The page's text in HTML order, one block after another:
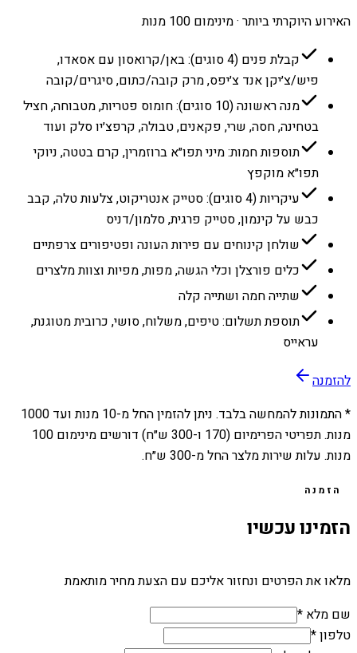
האירוע היוקרתי ביותר · מינימום 100 מנות
קבלת פנים (4 סוגים): באן/קרואסון עם אסאדו,
פיש/צ׳יקן אנד צ׳יפס, מרק קובה/כתום, סיגרים/קובה
מנה ראשונה (10 סוגים): חומוס פטריות, מטבוחה, חציל
בטחינה, חסה, שרי, פקאנים, טבולה, קרפצ׳יו סלק ועוד
תוספות חמות: מיני תפו״א ברוזמרין, קרם בטטה, ניוקי
תפו״א מוקפץ
עיקריות (4 סוגים): סטייק אנטריקוט, צלעות טלה, קבב
כבש על קינמון, סטייק פרגית, סלמון/דניס
שולחן קינוחים עם פירות העונה ופטיפורים צרפתיים
כלים פורצלן וכלי הגשה, מפות, מפיות וצוות מלצרים
שתייה חמה ושתייה קלה
תוספת תשלום: טיפים, משלוח, סושי, כרובית מטוגנת,
עראייס
להזמנה
* התמונות להמחשה בלבד. ניתן להזמין החל מ-10 מנות ועד 1000
מנות. תפריטי הפרימיום (170 ו-300 ש״ח) דורשים מינימום 100
מנות. עלות שירות מלצר החל מ-300 ש״ח.
הזמנה
הזמינו עכשיו
מלאו את הפרטים ונחזור אליכם עם הצעת מחיר מותאמת
שם מלא *
טלפון *